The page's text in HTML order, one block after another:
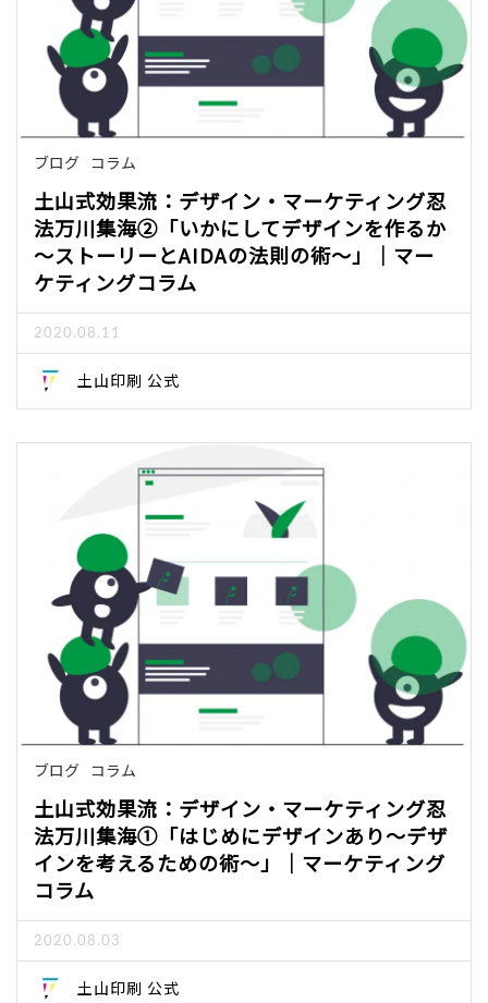
ブログ コラム
土山式効果流：デザイン・マーケティング忍
法万川集海②「いかにしてデザインを作るか
～ストーリーとAIDAの法則の術～」｜マー
ケティングコラム
2020.08.11
土山印刷 公式
ブログ コラム
土山式効果流：デザイン・マーケティング忍
法万川集海①「はじめにデザインあり～デザ
インを考えるための術～」｜マーケティング
コラム
2020.08.03
土山印刷 公式